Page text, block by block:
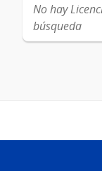
No hay
búsqueda